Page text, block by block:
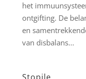
het
ontgifting. De
en
van disbalans...